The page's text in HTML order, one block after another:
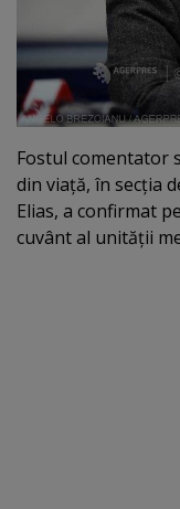
Fostul comentator
din viaţă, în secţia
Elias, a confirmat
cuvânt al unităţii